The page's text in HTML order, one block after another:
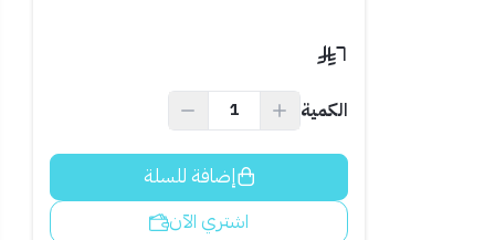
٦
الكمية
إضافة للسلة
اشتري الآن